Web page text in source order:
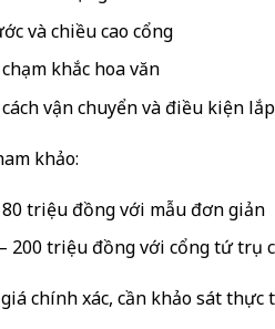
và chiều cao cổng
khắc hoa văn
vận chuyển và điều kiện
khảo:
triệu đồng với mẫu đơn giản
200 triệu đồng với cổng tứ trụ
chính xác, cần khảo sát